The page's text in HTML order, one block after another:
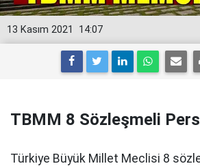
14:07
13 Kasım 2021
TBMM 8 Sözleşmeli
Türkiye Büyük Millet Meclisi 8